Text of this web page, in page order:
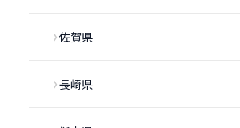
佐賀県
長崎県